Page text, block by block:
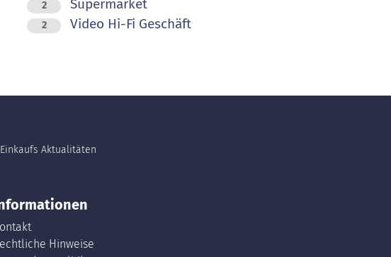
2 Supermarket
2 Video Hi-Fi Geschäft
Aktualitäten
Hinweise